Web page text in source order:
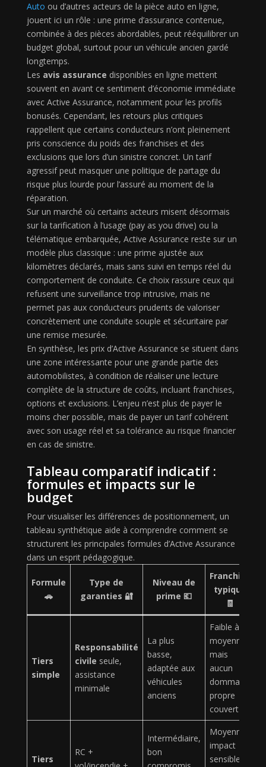
Auto ou d’autres acteurs de la pièce auto en ligne,
jouent ici un rôle : une prime d’assurance contenue,
combinée à des pièces abordables, peut rééquilibrer un
budget global, surtout pour un véhicule ancien gardé
longtemps.
Les avis assurance disponibles en ligne mettent
souvent en avant ce sentiment d’économie immédiate
avec Active Assurance, notamment pour les profils
bonusés. Cependant, les retours plus critiques
rappellent que certains conducteurs n’ont pleinement
pris conscience du poids des franchises et des
exclusions que lors d’un sinistre concret. Un tarif
agressif peut masquer une politique de partage du
risque plus lourde pour l’assuré au moment de la
réparation.
Sur un marché où certains acteurs misent désormais
sur la tarification à l’usage (pay as you drive) ou la
télématique embarquée, Active Assurance reste sur un
modèle plus classique : une prime ajustée aux
kilomètres déclarés, mais sans suivi en temps réel du
comportement de conduite. Ce choix rassure ceux qui
refusent une surveillance trop intrusive, mais ne
permet pas aux conducteurs prudents de valoriser
concrètement une conduite souple et sécuritaire par
une remise mesurée.
En synthèse, les prix d’Active Assurance se situent dans
une zone intéressante pour une grande partie des
automobilistes, à condition de réaliser une lecture
complète de la structure de coûts, incluant franchises,
options et exclusions. L’enjeu n’est plus de payer le
moins cher possible, mais de payer un tarif cohérent
avec son usage réel et sa tolérance au risque financier
en cas de sinistre.
Tableau comparatif indicatif :
formules et impacts sur le
budget
Pour visualiser les différences de positionnement, un
tableau synthétique aide à comprendre comment se
structurent les principales formules d’Active Assurance
dans un esprit pédagogique.
Formule
🚗
Type de
garanties 🔐
Niveau de
prime 💶
Franchise
typique
🧾
Tiers
simple
Responsabilité
civile seule,
assistance
minimale
La plus
basse,
adaptée aux
véhicules
anciens
Faible à
moyenne,
mais
aucun
dommage
propre
couvert
Tiers
RC +
Intermédiaire,
bon
Moyenne,
impact
sensible